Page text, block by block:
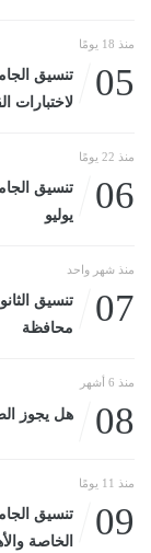
منذ 18 يومًا
05
لاختبارات
منذ 22 يومًا
06
يوليو
منذ شهر واحد
07
محافظة
منذ 6 أشهر
08 هل يجوز
منذ 11 يومًا
09
الخاصة